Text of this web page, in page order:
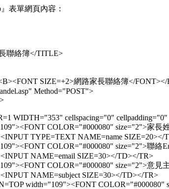
表單網頁內容：
聯絡簿</TITLE>
SIZE=+2>網路家長聯絡簿</FONT></
Method="POST">
WIDTH="353" cellspacing="0" cellpadding="0"
COLOR="#000080" size="2">家長
TYPE=TEXT NAME=name SIZE=20></
COLOR="#000080" size="2">聯絡
NAME=email SIZE=30></TD></TR>
COLOR="#000080" size="2">意見
NAME=subject SIZE=30></TD></TR>
width="109"><FONT